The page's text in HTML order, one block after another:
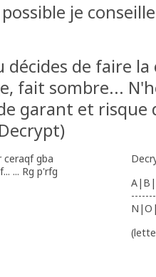
je
de faire la
fait sombre...
garant et risque
Decrypt)
ceraqf gba
... Rg p'rfg